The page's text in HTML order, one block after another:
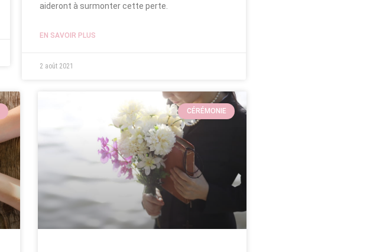
aideront à surmonter cette perte.
EN SAVOIR PLUS
2 août 2021
CÉRÉMONIE